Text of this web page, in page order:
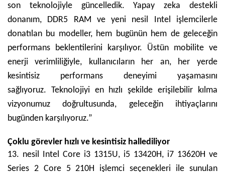
son teknolojiyle güncelledik. Yapay zeka destekli
donanım, DDR5 RAM ve yeni nesil Intel işlemcilerle
donatılan bu modeller, hem bugünün hem de geleceğin
performans beklentilerini karşılıyor. Üstün mobilite ve
enerji verimliliğiyle, kullanıcıların her an, her yerde
kesintisiz performans deneyimi yaşamasını
sağlıyoruz. Teknolojiyi en hızlı şekilde erişilebilir kılma
vizyonumuz doğrultusunda, geleceğin ihtiyaçlarını
bugünden karşılıyoruz.”
Çoklu görevler hızlı ve kesintisiz hallediliyor
13. nesil Intel Core i3 1315U, i5 13420H, i7 13620H ve
Series 2 Core 5 210H işlemci seçenekleri ile sunulan